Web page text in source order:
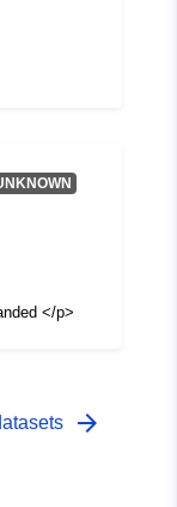
</p>
arrow_forward